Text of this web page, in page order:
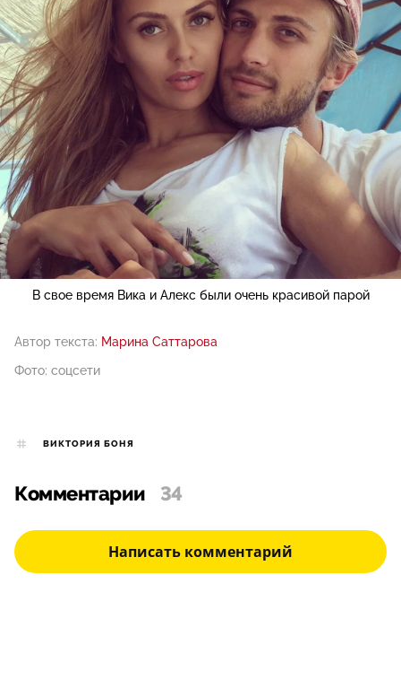
В свое время Вика и Алекс были очень красивой парой
Автор текста: Марина Саттарова
Фото: соцсети
ВИКТОРИЯ БОНЯ
Комментарии 34
Написать комментарий